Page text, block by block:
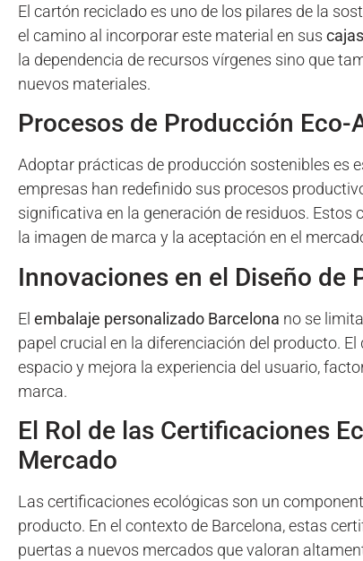
El cartón reciclado es uno de los pilares de la
el camino al incorporar este material en sus
la dependencia de recursos vírgenes sino que
nuevos materiales.
Procesos de Producción Eco-
Adoptar prácticas de producción sostenibles es
empresas han redefinido sus procesos
significativa en la generación de residuos.
la imagen de marca y la aceptación en el
Innovaciones en el Diseño de
El embalaje personalizado Barcelona no se
papel crucial en la diferenciación del producto.
espacio y mejora la experiencia del usuario,
marca.
El Rol de las Certificaciones
Mercado
Las certificaciones ecológicas son un
producto. En el contexto de Barcelona, estas
puertas a nuevos mercados que valoran